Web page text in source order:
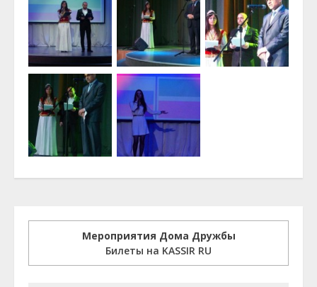
Мероприятия Дома Дружбы
Билеты на KASSIR RU